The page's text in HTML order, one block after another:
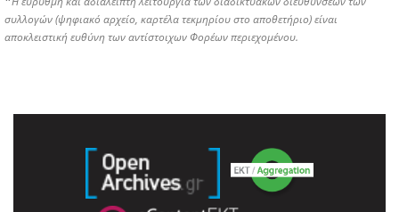
συλλογών (ψηφιακό αρχείο, καρτέλα τεκμηρίου στο αποθετήριο) είναι
αποκλειστική ευθύνη των αντίστοιχων Φορέων περιεχομένου.